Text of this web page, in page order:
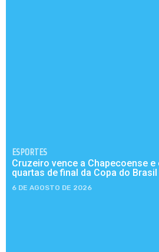
ESPORTES
Cruzeiro vence a Chapecoense e
quartas de final da Copa do Brasil
6 DE AGOSTO DE 2026